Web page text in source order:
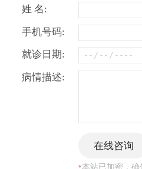
姓 名:
手机号码:
就诊日期:
病情描述:
*本站已加密，